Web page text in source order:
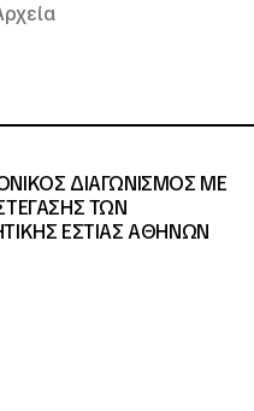
ΔΙΑΓΩΝΙΣΜΟΣ ΜΕ
ΤΩΝ
ΕΣΤΙΑΣ ΑΘΗΝΩΝ